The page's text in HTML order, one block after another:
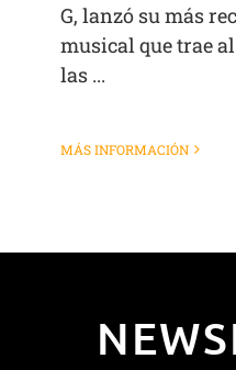
G, lanzó su más
musical que trae
las ...
MÁS INFORMACIÓN